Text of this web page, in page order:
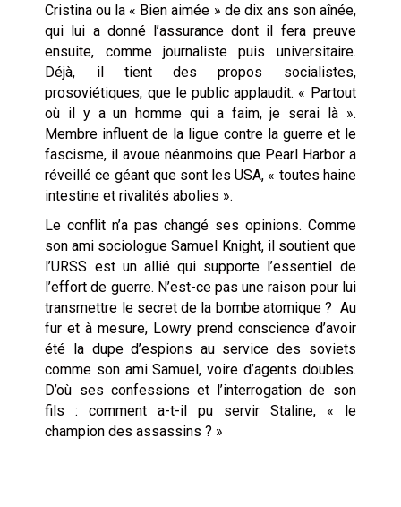
Cristina ou la « Bien aimée » de dix ans son aînée,
qui lui a donné l’assurance dont il fera preuve
ensuite, comme journaliste puis universitaire.
Déjà, il tient des propos socialistes,
prosoviétiques, que le public applaudit. « Partout
où il y a un homme qui a faim, je serai là ».
Membre influent de la ligue contre la guerre et le
fascisme, il avoue néanmoins que Pearl Harbor a
réveillé ce géant que sont les USA, « toutes haine
intestine et rivalités abolies ».
Le conflit n’a pas changé ses opinions. Comme
son ami sociologue Samuel Knight, il soutient que
l’URSS est un allié qui supporte l’essentiel de
l’effort de guerre. N’est-ce pas une raison pour lui
transmettre le secret de la bombe atomique ? Au
fur et à mesure, Lowry prend conscience d’avoir
été la dupe d’espions au service des soviets
comme son ami Samuel, voire d’agents doubles.
D’où ses confessions et l’interrogation de son
fils : comment a-t-il pu servir Staline, « le
champion des assassins ? »